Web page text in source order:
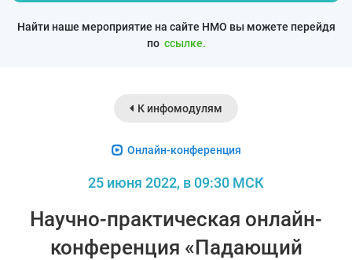
Найти наше мероприятие на сайте НМО вы можете перейдя
по ссылке.
К инфомодулям
Онлайн-конференция
25 июня 2022, в 09:30 МСК
Научно-практическая онлайн-
конференция «Падающий